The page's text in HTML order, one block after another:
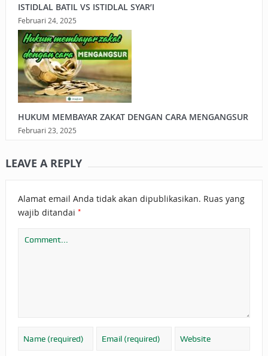
ISTIDLAL BATIL VS ISTIDLAL SYAR’I
Februari 24, 2025
HUKUM MEMBAYAR ZAKAT DENGAN CARA MENGANGSUR
Februari 23, 2025
LEAVE A REPLY
Alamat email Anda tidak akan dipublikasikan. Ruas yang
wajib ditandai *